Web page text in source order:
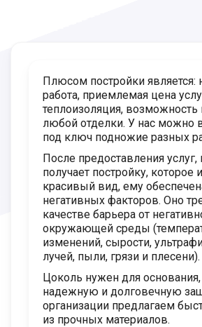
Плюсом постройки является:
работа, приемлемая цена
теплоизоляция,
любой отделки. У нас можно
под ключ подножие разных
После предоставления услуг,
получает постройку, которое
красивый вид, ему
негативных факторов. Оно
качестве барьера от
окружающей среды
изменений, сырости,
лучей, пыли, грязи и плесени).
Цоколь нужен для
надежную и долговечную
организации предлагаем
из прочных материалов.